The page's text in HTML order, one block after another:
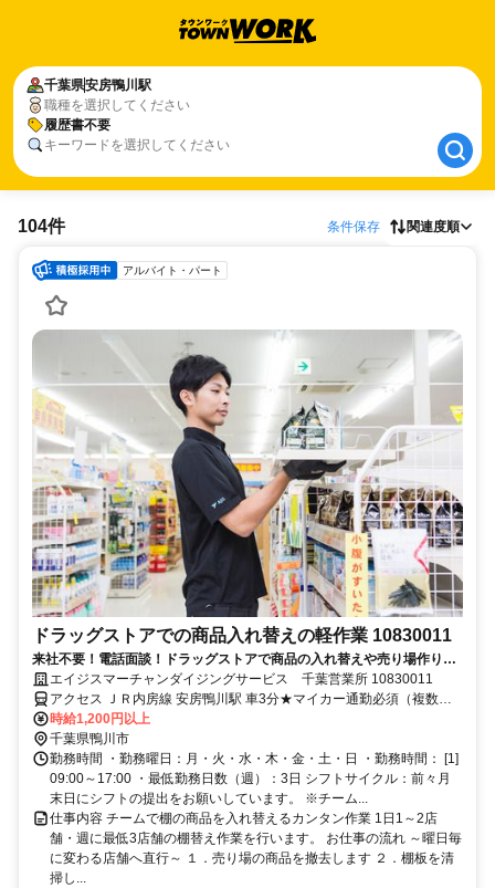
千葉県安房鴨川駅
職種を選択してください
履歴書不要
キーワードを選択してください
千葉県安房鴨川駅
履歴書不要
104件 条件保存 関連度順
アルバイト・パート
ドラッグストアでの商品入れ替えの軽作業 10830011
来社不要！電話面談！ドラッグストアで商品の入れ替えや売り場作りを
行う簡単軽作業
エイジスマーチャンダイジングサービス 千葉営業所 10830011
アクセス ＪＲ内房線 安房鴨川駅 車3分★マイカー通勤必須（複数店
舗を巡回するため）
時給1,200円以上
千葉県鴨川市
勤務時間 ・勤務曜日：月・火・水・木・金・土・日 ・勤務時間： [1]
09:00～17:00 ・最低勤務日数（週）：3日 シフトサイクル：前々月
末日にシフトの提出をお願いしています。 ※チーム...
仕事内容 チームで棚の商品を入れ替えるカンタン作業 1日1～2店
舗・週に最低3店舗の棚替え作業を行います。 お仕事の流れ ～曜日毎
に変わる店舗へ直行～ １．売り場の商品を撤去します ２．棚板を清
掃し...